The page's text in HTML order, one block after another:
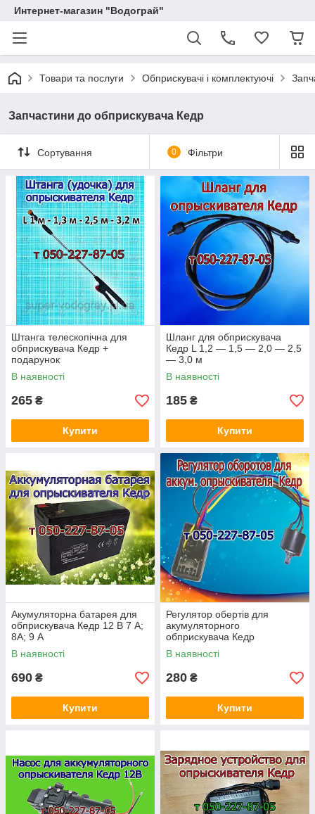
Интернет-магазин "Водограй"
Товари та послуги Обприскувачі і комплектуючі
Запчастини до обприскувача Кедр
Сортування 0 Фільтри
Штанга телескопічна для
обприскувача Кедр +
подарунок
В наявності
265 ₴
Купити
Шланг для обприскувача
Кедр L 1,2 — 1,5 — 2,0 — 2,5
— 3,0 м
В наявності
185 ₴
Купити
Акумуляторна батарея для
обприскувача Кедр 12 В 7 А;
8A; 9 А
В наявності
690 ₴
Купити
Регулятор обертів для
акумуляторного
обприскувача Кедр
В наявності
280 ₴
Купити